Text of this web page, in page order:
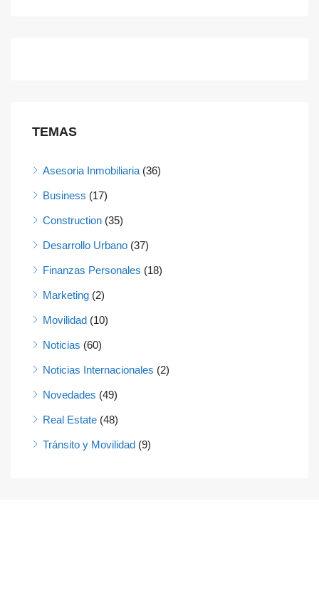
TEMAS
Asesoria Inmobiliaria (36)
Business (17)
Construction (35)
Desarrollo Urbano (37)
Finanzas Personales (18)
Marketing (2)
Movilidad (10)
Noticias (60)
Noticias Internacionales (2)
Novedades (49)
Real Estate (48)
Tránsito y Movilidad (9)